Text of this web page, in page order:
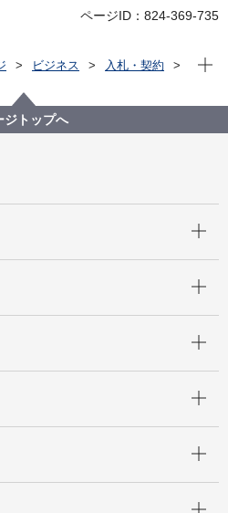
ページID：824-369-735
ビジネス
入札・契約
局
公募型プロポーザル】子育て世帯
に向けた調査等業務委託
現在
ジトップへ